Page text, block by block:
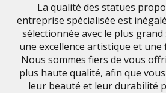
La qualité des statues
entreprise spécialisée est
sélectionnée avec le plus
une excellence artistique et une
Nous sommes fiers de vous
plus haute qualité, afin que
leur beauté et leur durabilité